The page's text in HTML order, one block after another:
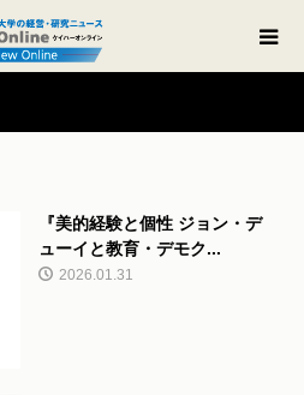
『美的経験と個性 ジョン・デ
ューイと教育・デモク...
2026.01.31